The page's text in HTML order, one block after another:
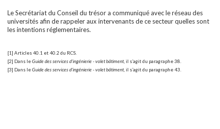
Le Secrétariat du Conseil du trésor a communiqué avec le réseau des
universités afin de rappeler aux intervenants de ce secteur quelles sont
les intentions réglementaires.
[1] Articles 40.1 et 40.2 du RCS.
[2] Dans leGuide des services d'ingénierie - volet bâtiment, il s’agit du paragraphe 38.
[3] Dans leGuide des services d'ingénierie - volet bâtiment, il s’agit du paragraphe 43.